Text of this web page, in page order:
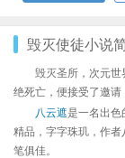
毁灭使徒小说
毁灭圣所，次元
绝死亡，便接受了邀
八云遮是一名出色
精品，字字珠玑，作
笔俱佳。